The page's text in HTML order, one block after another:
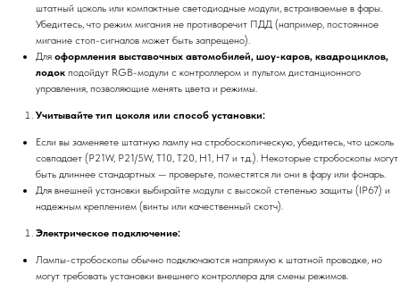
штатный цоколь или компактные светодиодные модули, встраиваемые в фары.
Убедитесь, что режим мигания не противоречит ПДД (например, постоянное
мигание стоп-сигналов может быть запрещено).
Для оформления выставочных автомобилей, шоу-каров, квадроциклов,
лодок подойдут RGB-модули с контроллером и пультом дистанционного
управления, позволяющие менять цвета и режимы.
Учитывайте тип цоколя или способ установки:
Если вы заменяете штатную лампу на стробоскопическую, убедитесь, что цоколь
совпадает (P21W, P21/5W, T10, T20, H1, H7 и т.д.). Некоторые стробоскопы могут
быть длиннее стандартных — проверьте, поместятся ли они в фару или фонарь.
Для внешней установки выбирайте модули с высокой степенью защиты (IP67) и
надежным креплением (винты или качественный скотч).
Электрическое подключение:
Лампы-стробоскопы обычно подключаются напрямую к штатной проводке, но
могут требовать установки внешнего контроллера для смены режимов.